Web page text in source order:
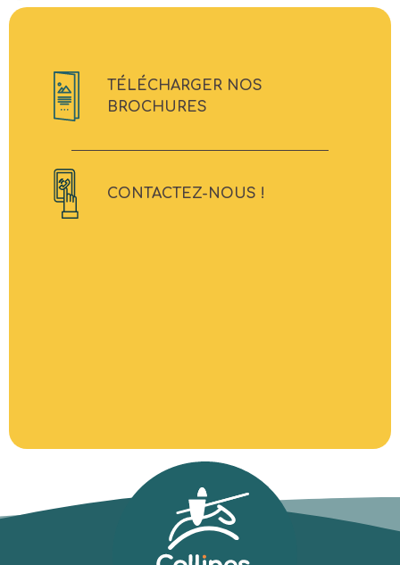
TÉLÉCHARGER NOS
BROCHURES
CONTACTEZ-NOUS !